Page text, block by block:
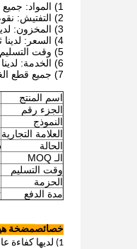
1) المواد: جميع منتجاتنا تستخدم المواد الخام عالية الجودة الأصلية.
2) التفتيش: نقوم بعملية تفتيش صارمة جدا قبل التسليم.
3) المخزون: لدينا حوالي 1000 قطعة في المخزون، يمكن أن توفر لك في وقت واحد.
4) السعر: لدينا ثابت في المخزون ويمكننا أن نقدم سعر تنافسي.
5) وقت التسليم: سنقوم بتسليم البضائع في غضون 1-3 أيام بعد تلقي الدفع.
6) الخدمة: لدينا فريق محترف لتقديم خدمة محترفة لك 24/7.
7) جميع قطع الغيار مقاسة بنسبة 100٪ ، قابل للتبادل بنسبة 100٪.
اسم المنتج
الجزء رقم
النموذج
العلامة التجارية
الحالة
الـ MOQ
وقت التسليم
الحزمة
مدة الدفع
خصائصمضخة
1) لديها كفاءة